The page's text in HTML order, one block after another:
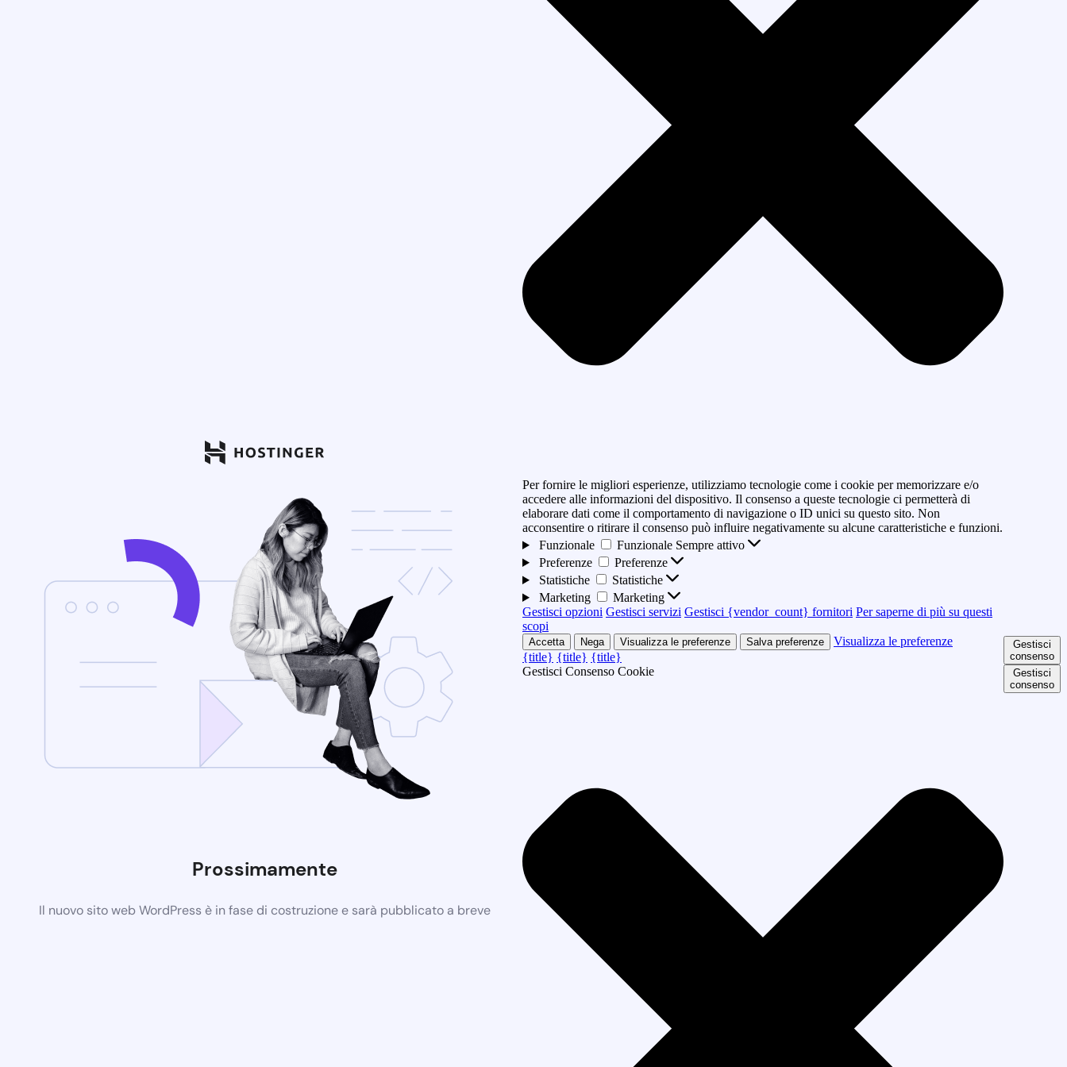
Prossimamente
Il nuovo sito web WordPress è in fase di costruzione e sarà pubblicato a breve
Per fornire le migliori esperienze, utilizziamo tecnologie come i cookie per memorizzare e/o
accedere alle informazioni del dispositivo. Il consenso a queste tecnologie ci permetterà di
elaborare dati come il comportamento di navigazione o ID unici su questo sito. Non
acconsentire o ritirare il consenso può influire negativamente su alcune caratteristiche e funzioni.
Funzionale
Funzionale Sempre attivo
Preferenze
Preferenze
Statistiche
Statistiche
Marketing
Marketing
Gestisci opzioni Gestisci servizi Gestisci {vendor_count} fornitori Per saperne di più su questi
scopi
Accetta Nega Visualizza le preferenze Salva preferenze
Visualizza le preferenze
{title} {title} {title}
Gestisci Consenso Cookie
Gestisci
consenso
Gestisci
consenso